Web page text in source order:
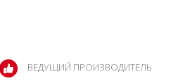
ВЕДУЩИЙ ПРОИЗВОДИТЕЛЬ